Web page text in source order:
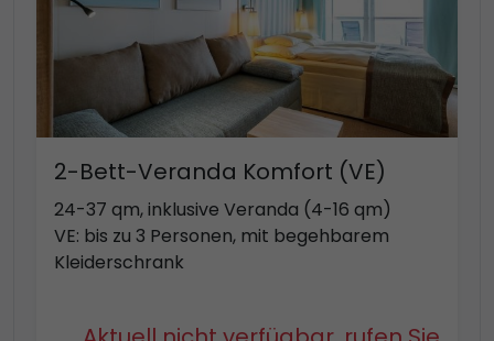
2-Bett-Veranda Komfort (VE)
24-37 qm, inklusive Veranda (4-16 qm)
VE: bis zu 3 Personen, mit begehbarem
Kleiderschrank